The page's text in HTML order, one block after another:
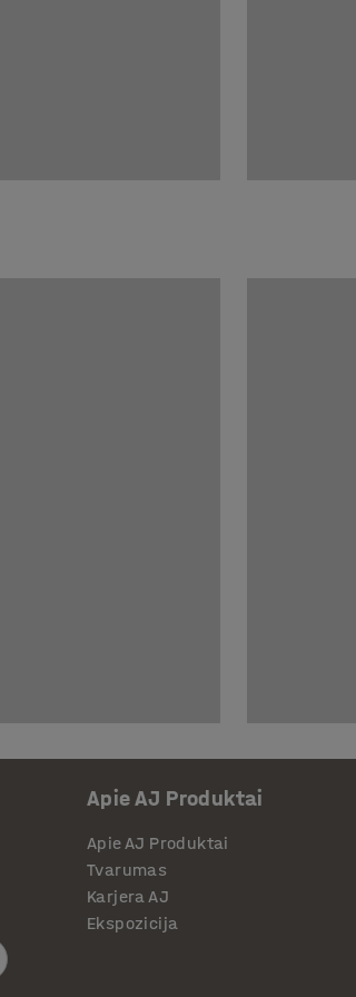
Apie AJ Produktai
Apie AJ Produktai
Tvarumas
Karjera AJ
Ekspozicija